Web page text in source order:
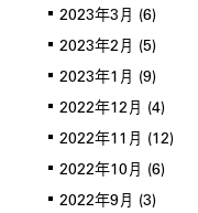
2023年3月 (6)
2023年2月 (5)
2023年1月 (9)
2022年12月 (4)
2022年11月 (12)
2022年10月 (6)
2022年9月 (3)